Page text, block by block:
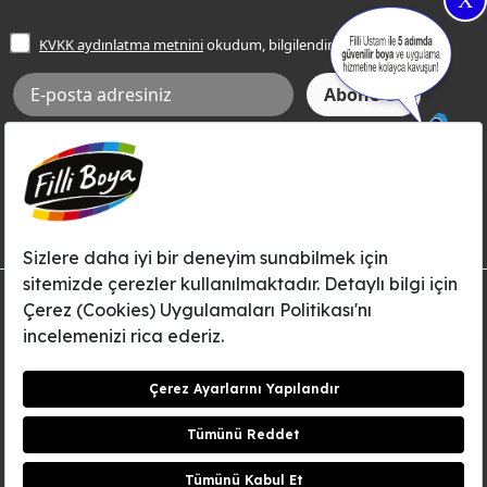
Frezya Rengi
Bilgi Toplumu Hizmetleri
İnternet Sitesi Kullanım Koşulları
KVKK Talep Formu
KVKK Aydınlatma Metni
KVKK aydınlatma metniniokudum, bilgilendim.
Aksi tarafımca bildirilene dek, Betek Boya ve Kimya Sanayi A.Ş.'nin
Filli Boya dahil tüm markaları ile ilgili kampanya, duyuru, hizmetler ve
tanıtım faaliyetleri vb. ile ilgili olarak e-posta yoluyla şahsıma
© Filli Boya 2026. Tüm Hakları Saklıdır.